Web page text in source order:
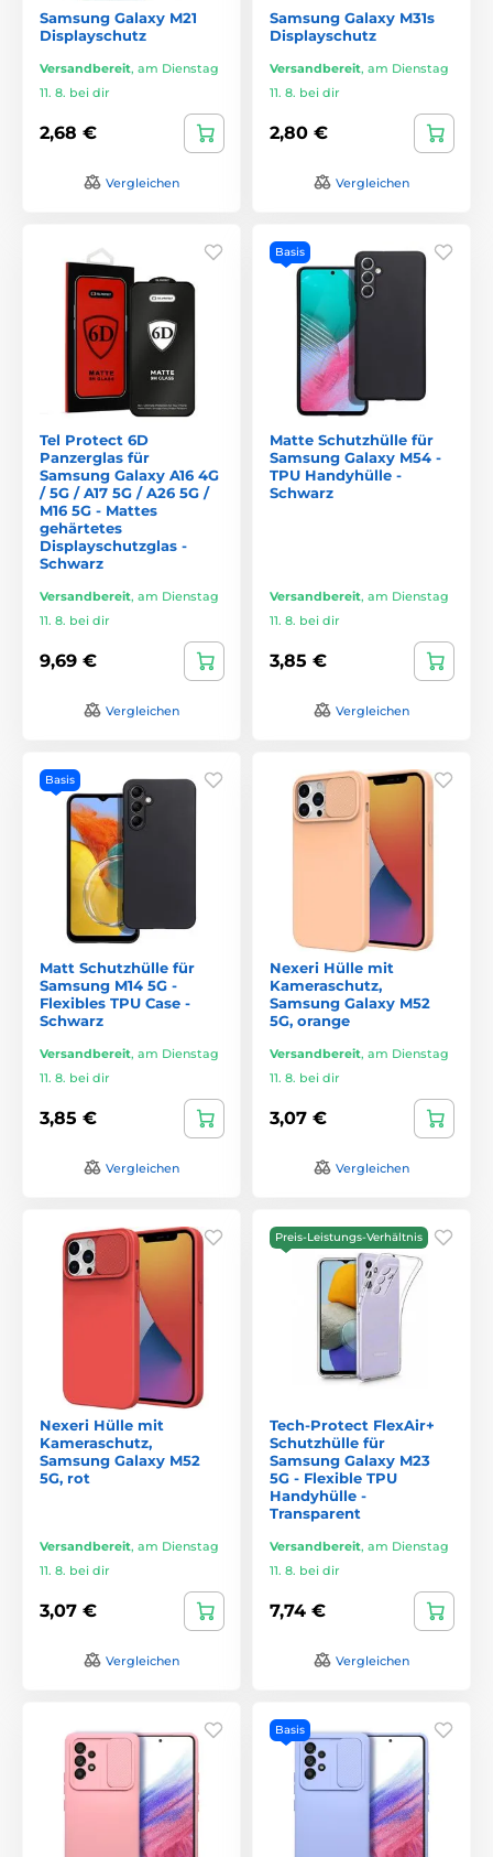
Samsung Galaxy M21
Displayschutz
Versandbereit, am Dienstag
11. 8. bei dir
2,68 €
Vergleichen
Samsung Galaxy M31s
Displayschutz
Versandbereit, am Dienstag
11. 8. bei dir
2,80 €
Vergleichen
Tel Protect 6D
Panzerglas für
Samsung Galaxy A16 4G
/ 5G / A17 5G / A26 5G /
M16 5G - Mattes
gehärtetes
Displayschutzglas -
Schwarz
Versandbereit, am Dienstag
11. 8. bei dir
9,69 €
Vergleichen
Basis
Matte Schutzhülle für
Samsung Galaxy M54 -
TPU Handyhülle -
Schwarz
Versandbereit, am Dienstag
11. 8. bei dir
3,85 €
Vergleichen
Basis
Matt Schutzhülle für
Samsung M14 5G -
Flexibles TPU Case -
Schwarz
Versandbereit, am Dienstag
11. 8. bei dir
3,85 €
Vergleichen
Nexeri Hülle mit
Kameraschutz,
Samsung Galaxy M52
5G, orange
Versandbereit, am Dienstag
11. 8. bei dir
3,07 €
Vergleichen
Nexeri Hülle mit
Kameraschutz,
Samsung Galaxy M52
5G, rot
Versandbereit, am Dienstag
11. 8. bei dir
3,07 €
Vergleichen
Preis-Leistungs-Verhältnis
Tech-Protect FlexAir+
Schutzhülle für
Samsung Galaxy M23
5G - Flexible TPU
Handyhülle -
Transparent
Versandbereit, am Dienstag
11. 8. bei dir
7,74 €
Vergleichen
Basis